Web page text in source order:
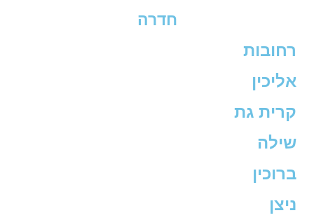
חדרה
רחובות
אליכין
קרית גת
שילה
ברוכין
ניצן